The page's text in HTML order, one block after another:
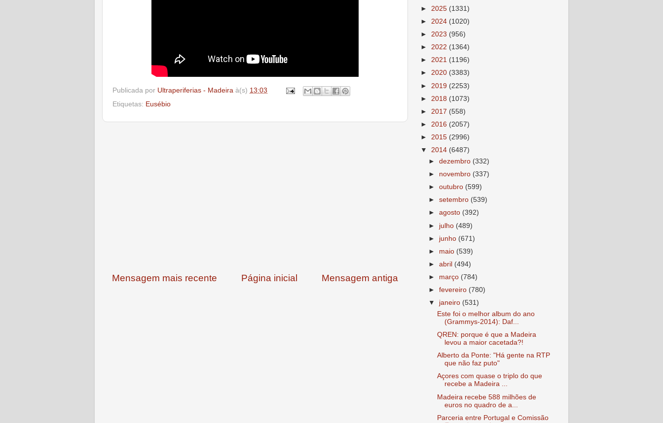
Publicada por Ultraperiferias - Madeira à(s) 13:03
Etiquetas: Eusébio
Mensagem mais recente Mensagem antiga
Página inicial
► 2025 (1331)
► 2024 (1020)
► 2023 (956)
► 2022 (1364)
► 2021 (1196)
► 2020 (3383)
► 2019 (2253)
► 2018 (1073)
► 2017 (558)
► 2016 (2057)
► 2015 (2996)
▼ 2014 (6487)
►dezembro (332)
► novembro (337)
►outubro (599)
►setembro (539)
►agosto (392)
► julho (489)
► junho (671)
► maio (539)
►abril (494)
► março (784)
►fevereiro (780)
▼ janeiro (531)
Este foi o melhor album do ano
(Grammys-2014): Daf...
QREN: porque é que a Madeira
levou a maior cacetada?!
Alberto da Ponte: "Há gente na RTP
que não faz puto"
Açores com quase o triplo do que
recebe a Madeira ...
Madeira recebe 588 milhões de
euros no quadro de a...
Parceria entre Portugal e Comissão